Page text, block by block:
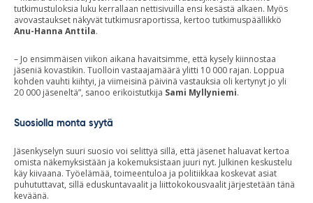
tutkimustuloksia luku kerrallaan nettisivuilla ensi kesästä alkaen. Myös
avovastaukset näkyvät tutkimusraportissa, kertoo tutkimuspäällikkö
Anu-Hanna Anttila.
– Jo ensimmäisen viikon aikana havaitsimme, että kysely kiinnostaa
jäseniä kovastikin. Tuolloin vastaajamäärä ylitti 10 000 rajan. Loppua
kohden vauhti kiihtyi, ja viimeisinä päivinä vastauksia oli kertynyt jo yli
20 000 jäseneltä”, sanoo erikoistutkija Sami Myllyniemi.
Suosiolla monta syytä
Jäsenkyselyn suuri suosio voi selittyä sillä, että jäsenet haluavat kertoa
omista näkemyksistään ja kokemuksistaan juuri nyt. Julkinen keskustelu
käy kiivaana. Työelämää, toimeentuloa ja politiikkaa koskevat asiat
puhututtavat, sillä eduskuntavaalit ja liittokokousvaalit järjestetään tänä
keväänä.